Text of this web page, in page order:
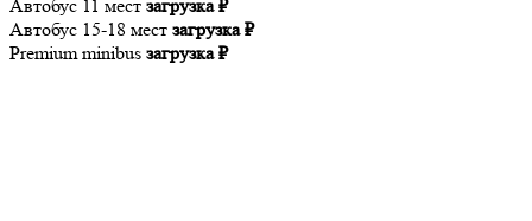
Автобус 11 мест загрузка ₽
Автобус 15-18 мест загрузка ₽
Premium minibus загрузка ₽